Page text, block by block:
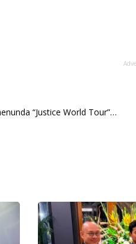
“Justice World Tour”…